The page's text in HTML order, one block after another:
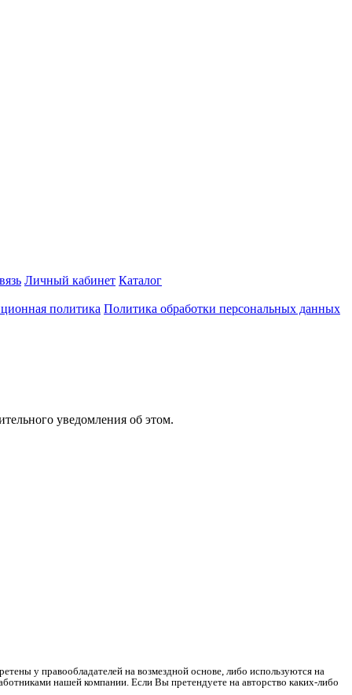
Личный кабинет Каталог
политика Политика обработки персональных данных
уведомления об этом.
у правообладателей на возмездной основе, либо используются на
нашей компании. Если Вы претендуете на авторство каких-либо